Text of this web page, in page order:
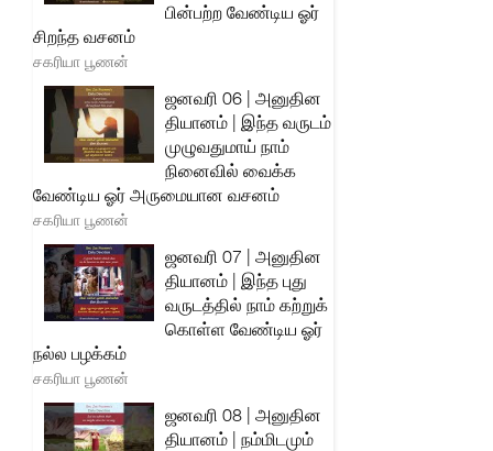
பின்பற்ற வேண்டிய ஓர்
சிறந்த வசனம்
சகரியா பூணன்
ஜனவரி 06 | அனுதின
தியானம் | இந்த வருடம்
முழுவதுமாய் நாம்
நினைவில் வைக்க
வேண்டிய ஓர் அருமையான வசனம்
சகரியா பூணன்
ஜனவரி 07 | அனுதின
தியானம் | இந்த புது
வருடத்தில் நாம் கற்றுக்
கொள்ள வேண்டிய ஓர்
நல்ல பழக்கம்
சகரியா பூணன்
ஜனவரி 08 | அனுதின
தியானம் | நம்மிடமும்